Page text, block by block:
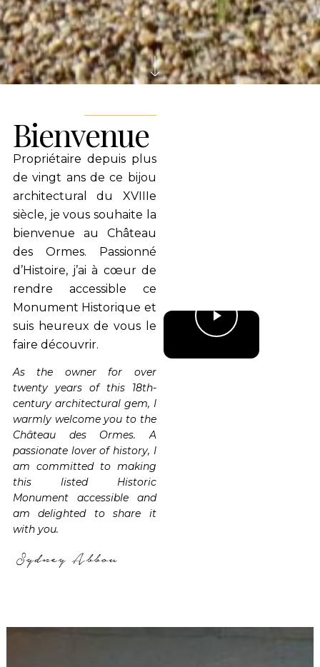
Bienvenue
Propriétaire depuis plus
de vingt ans de ce bijou
architectural du XVIIIe
siècle, je vous souhaite la
bienvenue au Château
des Ormes. Passionné
d’Histoire, j’ai à cœur de
rendre accessible ce
Monument Historique et
suis heureux de vous le
faire découvrir.
As the owner for over
twenty years of this 18th-
century architectural gem, I
warmly welcome you to the
Château des Ormes. A
passionate lover of history, I
am committed to making
this listed Historic
Monument accessible and
am delighted to share it
with you.